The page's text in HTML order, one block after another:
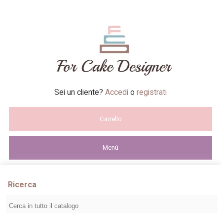
Sei un cliente? Accedi o registrati
Carrello
Menú
Ricerca